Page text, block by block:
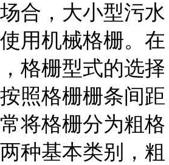
合，大小型污水
用机械格栅。在
格栅型式的选择
照格栅栅条间距
将格栅分为粗格
种基本类别，粗